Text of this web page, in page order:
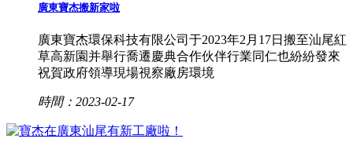
廣東寶杰搬新家啦
廣東寶杰環保科技有限公司于2023年2月17日搬至汕尾紅
草高新園并舉行喬遷慶典合作伙伴行業同仁也紛紛發來
祝賀政府領導現場視察廠房環境
時間：2023-02-17